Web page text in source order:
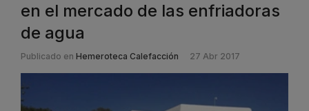
en el mercado de las enfriadoras
de agua
Publicado en Hemeroteca Calefacción 27 Abr 2017